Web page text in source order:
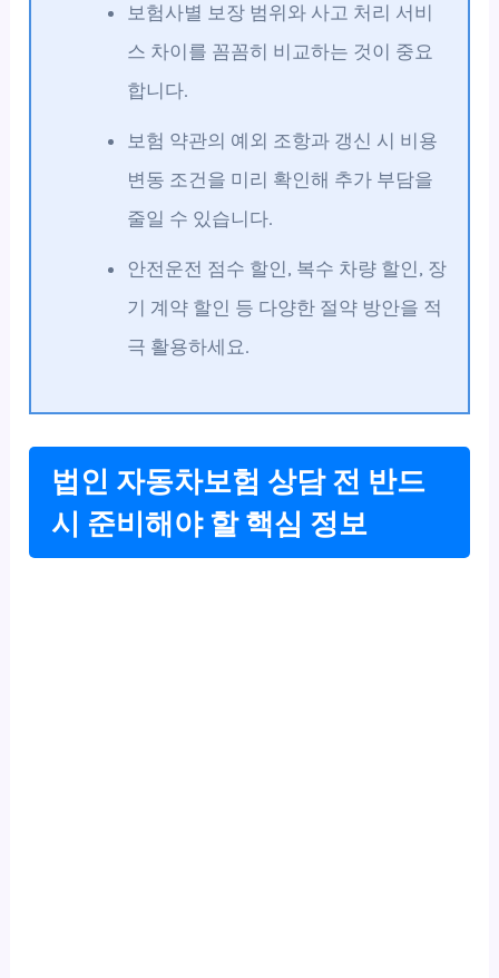
보험사별 보장 범위와 사고 처리 서비
스 차이를 꼼꼼히 비교하는 것이 중요
합니다.
보험 약관의 예외 조항과 갱신 시 비용
변동 조건을 미리 확인해 추가 부담을
줄일 수 있습니다.
안전운전 점수 할인, 복수 차량 할인, 장
기 계약 할인 등 다양한 절약 방안을 적
극 활용하세요.
법인 자동차보험 상담 전 반드
시 준비해야 할 핵심 정보